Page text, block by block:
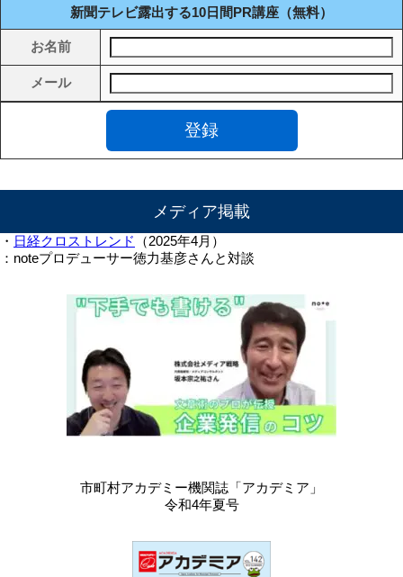
新聞テレビ露出する10日間PR講座（無料）
お名前
メール
メディア掲載
・ 日経クロストレンド
（2025年4月）
：noteプロデューサー徳力基彦さんと対談
市町村アカデミー機関誌「アカデミア」
令和4年夏号